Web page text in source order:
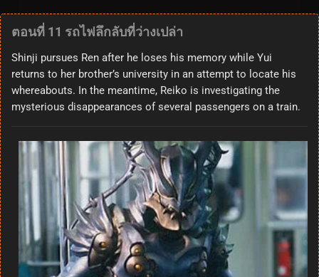
ตอนที่ 11 รถไฟลึกลับที่ว่างเปล่า
Shinji pursues Ren after he loses his memory while Yui
returns to her brother’s university in an attempt to locate his
whereabouts. In the meantime, Reiko is investigating the
mysterious disappearances of several passengers on a train.